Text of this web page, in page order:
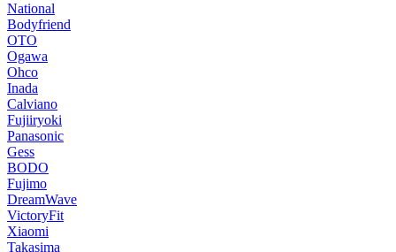
National
Bodyfriend
OTO
Ogawa
Ohco
Inada
Calviano
Fujiiryoki
Panasonic
Gess
BODO
Fujimo
DreamWave
VictoryFit
Xiaomi
Takasima